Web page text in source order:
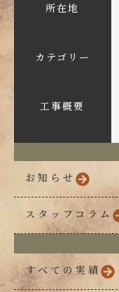
所在地
カテゴリー
工事概要
お知らせ
スタッフコラム
すべての実績